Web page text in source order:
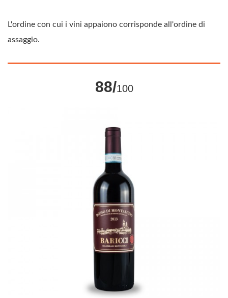
L'ordine con cui i vini appaiono corrisponde all'ordine di
assaggio.
88/100